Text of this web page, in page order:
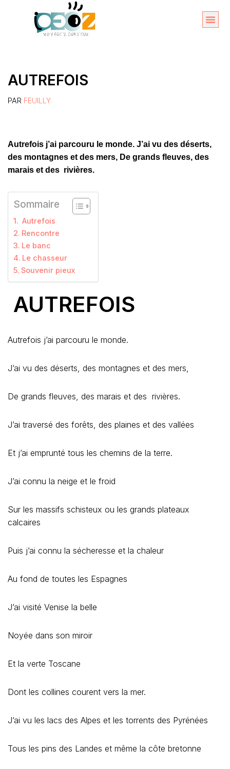
AUTREFOIS
PAR FEUILLY
Autrefois j’ai parcouru le monde. J’ai vu des déserts,
des montagnes et des mers, De grands fleuves, des
marais et des rivières.
Sommaire
Autrefois
Rencontre
Le banc
Le chasseur
Souvenir pieux
AUTREFOIS
Autrefois j’ai parcouru le monde.
J’ai vu des déserts, des montagnes et des mers,
De grands fleuves, des marais et des rivières.
J’ai traversé des forêts, des plaines et des vallées
Et j’ai emprunté tous les chemins de la terre.
J’ai connu la neige et le froid
Sur les massifs schisteux ou les grands plateaux
calcaires
Puis j’ai connu la sécheresse et la chaleur
Au fond de toutes les Espagnes
J’ai visité Venise la belle
Noyée dans son miroir
Et la verte Toscane
Dont les collines courent vers la mer.
J’ai vu les lacs des Alpes et les torrents des Pyrénées
Tous les pins des Landes et même la côte bretonne